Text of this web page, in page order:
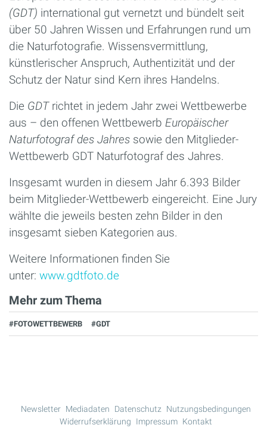
(GDT) international gut vernetzt und bündelt seit
über 50 Jahren Wissen und Erfahrungen rund um
die Naturfotografie. Wissensvermittlung,
künstlerischer Anspruch, Authentizität und der
Schutz der Natur sind Kern ihres Handelns.
Die GDTrichtet in jedem Jahr zwei Wettbewerbe
aus – den offenen Wettbewerb Europäischer
Naturfotograf des Jahres sowie den Mitglieder-
Wettbewerb GDT Naturfotograf des Jahres.
Insgesamt wurden in diesem Jahr 6.393 Bilder
beim Mitglieder-Wettbewerb eingereicht. Eine Jury
wählte die jeweils besten zehn Bilder in den
insgesamt sieben Kategorien aus.
Weitere Informationen finden Sie
unter: www.gdtfoto.de
Mehr zum Thema
#FOTOWETTBEWERB #GDT
Newsletter Mediadaten Datenschutz
Nutzungsbedingungen
Widerrufserklärung
Impressum Kontakt